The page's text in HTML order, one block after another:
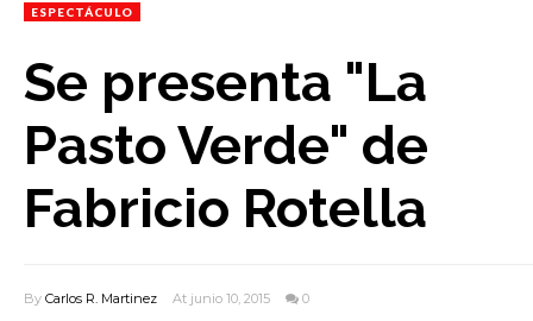
ESPECTÁCULO
Se presenta "La
Pasto Verde" de
Fabricio Rotella
By Carlos R. Martinez At junio 10, 2015 0